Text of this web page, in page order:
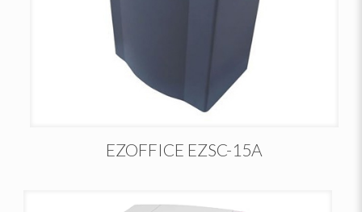
EZOFFICE EZSC-15A